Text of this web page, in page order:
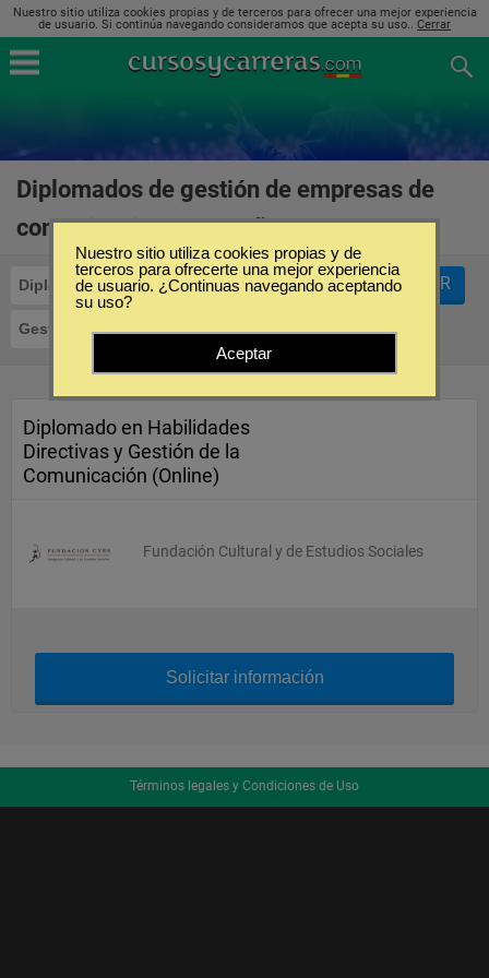
Nuestro sitio utiliza cookies propias y de terceros para ofrecer una mejor experiencia
de usuario. Si continúa navegando consideramos que acepta su uso.. Cerrar
Diplomados de gestión de empresas de
comunicación en España
Diplomados
Gestión de Empresas de Comunicación
FILTRAR
Diplomado en Habilidades
Directivas y Gestión de la
Comunicación (Online)
Fundación Cultural y de Estudios Sociales
Solicitar información
Términos legales y Condiciones de Uso
Nuestro sitio utiliza cookies propias y de
terceros para ofrecerte una mejor experiencia
de usuario. ¿Continuas navegando aceptando
su uso?
Aceptar